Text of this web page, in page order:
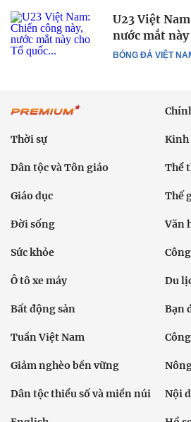
BÓNG ĐÁ VIỆT
U23 Việt
nước mắt
Thời sự Kinh
Dân tộc và Tôn giáo Thể
Giáo dục Thế
Đời sống Văn
Sức khỏe
Ô tô xe máy Du
Bất động sản Bạn
Tuần Việt Nam
Giảm nghèo bền vững
Dân tộc thiểu số và miền núi Nội